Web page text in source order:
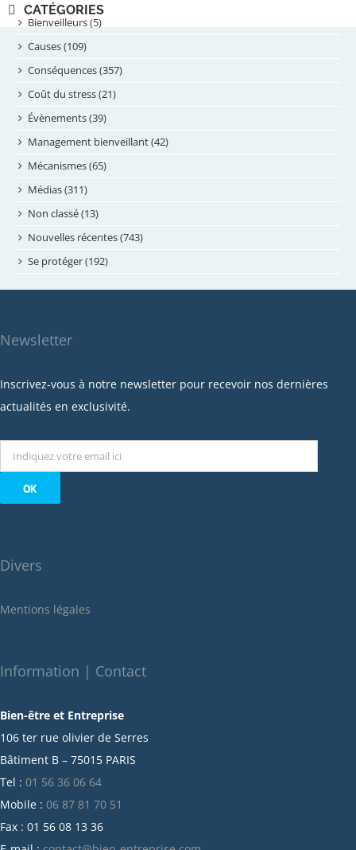
septembre 2024
août 2024
juillet 2024
juin 2024
mai 2024
avril 2024
février 2024
janvier 2024
novembre 2023
octobre 2023
septembre 2023
mars 2023
janvier 2023
décembre 2022
octobre 2022
septembre 2022
août 2022
mai 2022
décembre 2021
octobre 2021
juillet 2021
juin 2021
mai 2021
avril 2021
mars 2021
février 2021
CATÉGORIES
Bienveilleurs (5)
Causes (109)
Conséquences (357)
Coût du stress (21)
Évènements (39)
Management bienveillant (42)
Mécanismes (65)
Médias (311)
Non classé (13)
Nouvelles récentes (743)
Se protéger (192)
Newsletter
Inscrivez-vous à notre newsletter pour recevoir nos dernières
actualités en exclusivité.
Divers
Mentions légales
Information | Contact
Bien-être et Entreprise
106 ter rue olivier de Serres
Bâtiment B – 75015 PARIS
Tel : 01 56 36 06 64
Mobile : 06 87 81 70 51
Fax : 01 56 08 13 36